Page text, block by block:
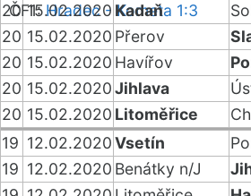
ČF1:Hradec - Kometa 1:3
20 15.02.2020 Kadaň
20 15.02.2020 Přerov
20 15.02.2020 Havířov
20 15.02.2020Jihlava
20 15.02.2020 Litoměřice
19 12.02.2020Vsetín
19 12.02.2020 Benátky n/J